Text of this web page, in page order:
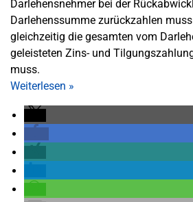
Darlehensnehmer bei der
Darlehenssumme zurückzahlen
gleichzeitig die gesamten vom
geleisteten Zins- und
muss.
Weiterlesen »